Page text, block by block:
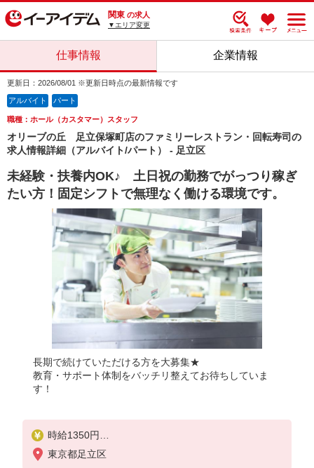
関東 の求人
▼エリア変更
仕事情報 企業情報
更新日：2026/08/01 ※更新日時点の最新情報です
アルバイト パート
職種：ホール（カスタマー）スタッフ
オリーブの丘 足立保塚町店のファミリーレストラン・回転寿司の
求人情報詳細（アルバイト/パート） - 足立区
未経験・扶養内OK♪ 土日祝の勤務でがっつり稼ぎ
たい方！固定シフトで無理なく働ける環境です。
長期で続けていただける方を大募集★
教育・サポート体制をバッチリ整えてお待ちしていま
す！
時給1350円
※22:00以降は時給1688円
※高校生時給1250円
東京都足立区